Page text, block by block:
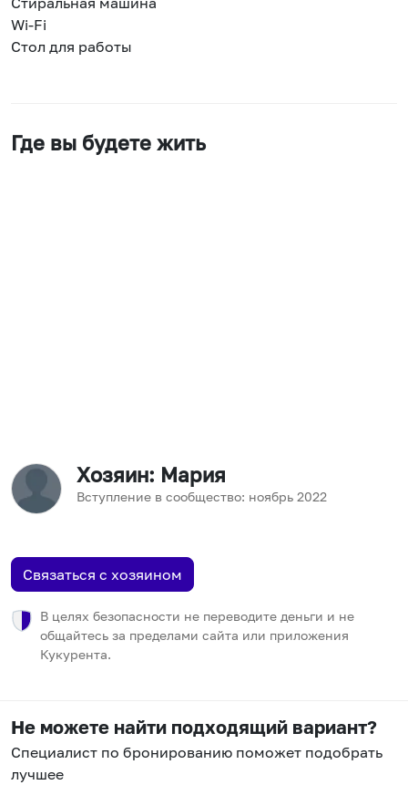
Wi-Fi
Стол для работы
Где вы будете жить
Хозяин: Мария
Вступление в сообщество: ноябрь 2022
Связаться с хозяином
В целях безопасности не переводите деньги и не
общайтесь за пределами сайта или приложения
Кукурента.
Не можете найти подходящий вариант?
Специалист по бронированию поможет подобрать
лучшее